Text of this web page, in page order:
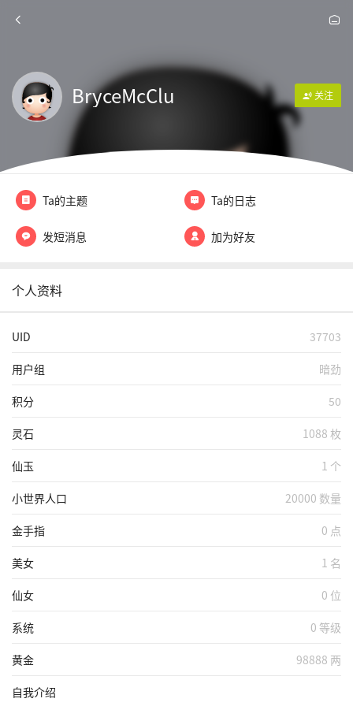
BryceMcClu 关注
Ta的主题 Ta的日志
发短消息 加为好友
个人资料
UID 37703
用户组 暗劲
50
积分
1088 枚
灵石
1 个
仙玉
20000 数量
小世界人口
0 点
金手指
1 名
美女
0 位
仙女
0 等级
系统
98888 两
黄金
自我介绍